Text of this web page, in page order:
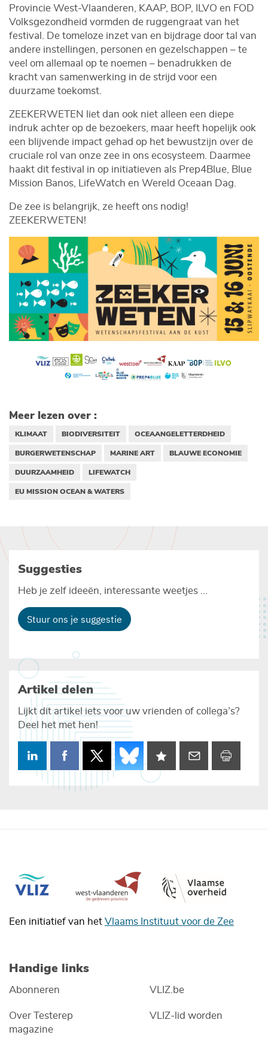
Provincie West-Vlaanderen, KAAP, BOP, ILVO en FOD
Volksgezondheid vormden de ruggengraat van het
festival. De tomeloze inzet van en bijdrage door tal van
andere instellingen, personen en gezelschappen – te
veel om allemaal op te noemen – benadrukken de
kracht van samenwerking in de strijd voor een
duurzame toekomst.
ZEEKERWETEN liet dan ook niet alleen een diepe
indruk achter op de bezoekers, maar heeft hopelijk ook
een blijvende impact gehad op het bewustzijn over de
cruciale rol van onze zee in ons ecosysteem. Daarmee
haakt dit festival in op initiatieven als Prep4Blue, Blue
Mission Banos, LifeWatch en Wereld Oceaan Dag.
De zee is belangrijk, ze heeft ons nodig!
ZEEKERWETEN!
Meer lezen over :
KLIMAAT BIODIVERSITEIT
OCEAANGELETTERDHEID
BURGERWETENSCHAP
MARINE ART
BLAUWE ECONOMIE
DUURZAAMHEID
LIFEWATCH
EU MISSION OCEAN & WATERS
Suggesties
Heb je zelf ideeën, interessante weetjes ...
Stuur ons je suggestie
Artikel delen
Lijkt dit artikel iets voor uw vrienden of collega’s?
Deel het met hen!
Een initiatief van het Vlaams Instituut voor de Zee
Handige links
Abonneren
Over Testerep
magazine
VLIZ.be
VLIZ-lid worden